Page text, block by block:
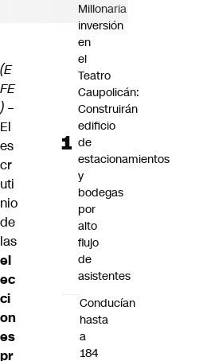
(E
FE
) –
El
es
cr
uti
nio
de
las
el
ec
ci
on
es
pr
Millonaria
inversión
en
el
Teatro
Caupolicán:
Construirán
edificio
de
estacionamientos
y
bodegas
por
alto
flujo
de
asistentes
Conducían
hasta
a
184